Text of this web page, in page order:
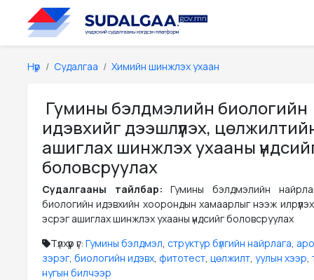
Нүүр Судалгаа Химийн шинжлэх ухаан
Гумины бэлдмэлийн биологийн
идэвхийг дээшлүүлэх,
ашиглах шинжлэх ухааны
боловсруулах
Судалгааны тайлбар:Гумины бэлдмэлийн
биологийн идэвхийн хоорондын хамаарлыг нээж
эсрэг ашиглах шинжлэх ухааны үндсийг боловсруулах
Түлхүүр үг: Гумины бэлдмэл, структур бүлгийн найрлага,
зэрэг, биологийн идэвх, фитотест, цөлжилт, уулын хээр,
нугын билчээр